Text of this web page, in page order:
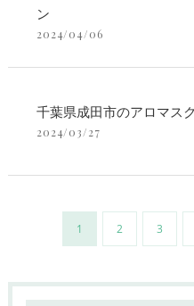
ン
2024/04/06
千葉県成田市のアロマス
2024/03/27
1 2 3